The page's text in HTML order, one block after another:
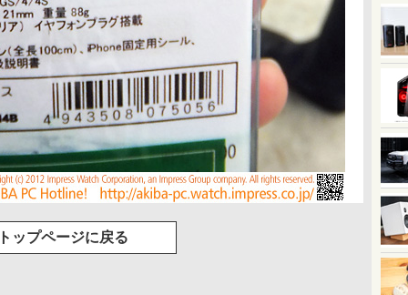
ップページに戻る